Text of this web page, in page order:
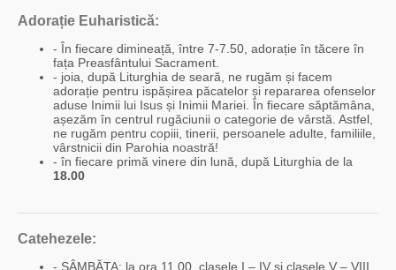
Adorație Euharistică:
- În fiecare dimineață, între 7-7.50, adorație în tăcere în
fața Preasfântului Sacrament.
- joia, după Liturghia de seară, ne rugăm și facem
adorație pentru ispășirea păcatelor și repararea ofenselor
aduse Inimii lui Isus și Inimii Mariei. În fiecare săptămâna,
așezăm în centrul rugăciunii o categorie de vârstă. Astfel,
ne rugăm pentru copiii, tinerii, persoanele adulte, familiile,
vârstnicii din Parohia noastră!
- în fiecare primă vinere din lună, după Liturghia de la
18.00
Catehezele:
- SÂMBĂTA: la ora 11.00, clasele I – IV și clasele V – VIII.